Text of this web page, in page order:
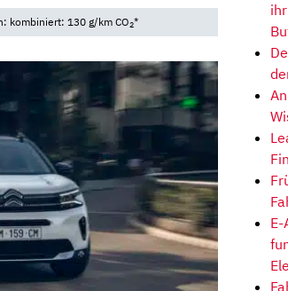
kombiniert: 130 g/km CO2*